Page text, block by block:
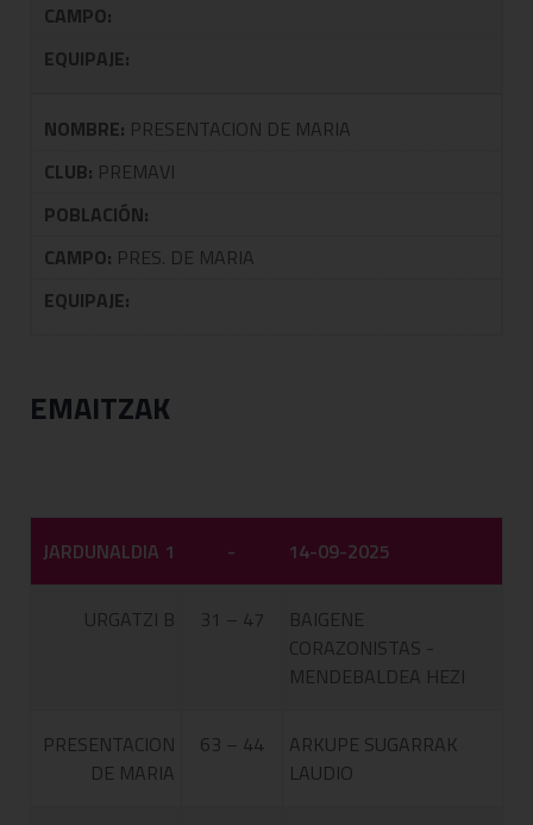
CAMPO:
EQUIPAJE:
NOMBRE: PRESENTACION DE MARIA
CLUB: PREMAVI
POBLACIÓN:
CAMPO: PRES. DE MARIA
EQUIPAJE:
EMAITZAK
JARDUNALDIA 1 - 14-09-2025
URGATZI B 31 – 47
BAIGENE
CORAZONISTAS -
MENDEBALDEA HEZI
PRESENTACION
DE MARIA
63 – 44
ARKUPE SUGARRAK
LAUDIO